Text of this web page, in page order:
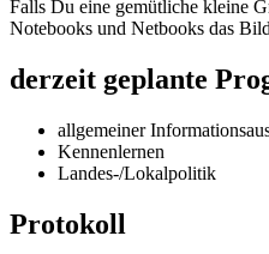
Falls Du eine gemütliche kleine
Notebooks und Netbooks das
derzeit geplante
allgemeiner
Kennenlernen
Landes-/Lokalpolitik
Protokoll